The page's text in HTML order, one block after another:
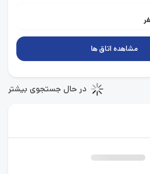
مشاهده اتاق ها
در حال جستجوی بیشتر